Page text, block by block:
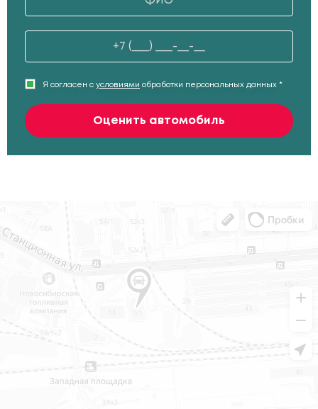
Я согласен с условиями обработки персональных данных *
Оценить автомобиль